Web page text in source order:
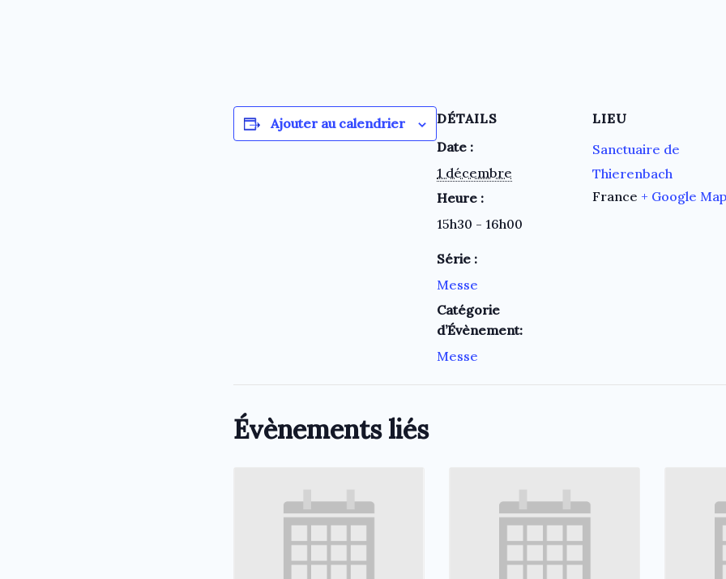
Ajouter au calendrier
DÉTAILS
Date :
1 décembre
Heure :
15h30 - 16h00
Série :
Messe
Catégorie
d’Évènement:
Messe
LIEU
Sanctuaire de
Thierenbach
France + Google
Évènements liés